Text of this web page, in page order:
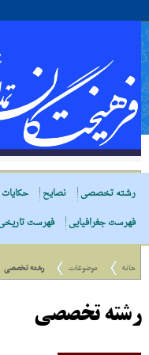
رشته تخصصی
نصایح حکایات
فهرست جغرافیایی
فهرست
خانه موضوعات رشته تخصصی
رشته تخصصی